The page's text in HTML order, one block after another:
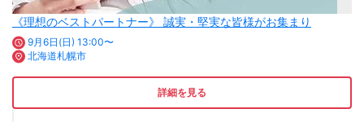
《理想のベストパートナー》 誠実・堅実な皆様がお集まり
9月6日(日) 13:00〜
北海道札幌市
詳細を見る